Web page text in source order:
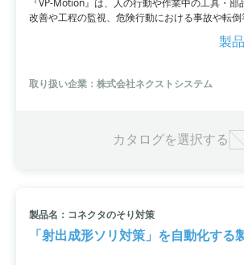
改善や工程の監視、危険行動における事故や転倒
ト連携などが可能な行動解析システムです。AI技
メラを通して作業者の行動をリアルタイムに解
保持のために、『VP-Motion』を業務活用するこ
す。
製
取り扱い企業：株式会社ネクストシステム
カタログを選択する
製品名：コネクタのそり対策
「射出成形ソリ対策」を自動化する